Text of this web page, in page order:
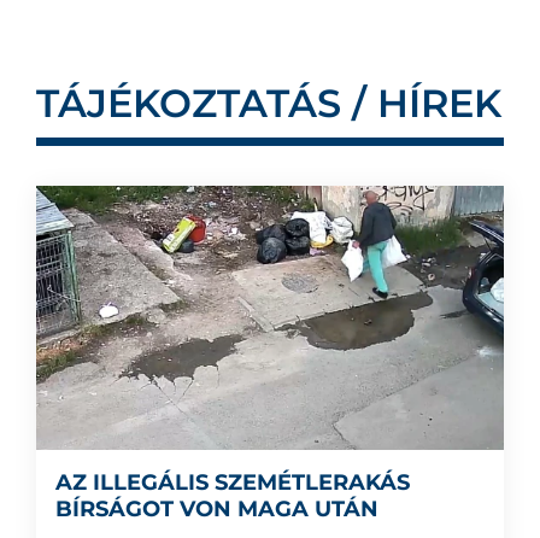
TÁJÉKOZTATÁS / HÍREK
AZ ILLEGÁLIS SZEMÉTLERAKÁS
BÍRSÁGOT VON MAGA UTÁN